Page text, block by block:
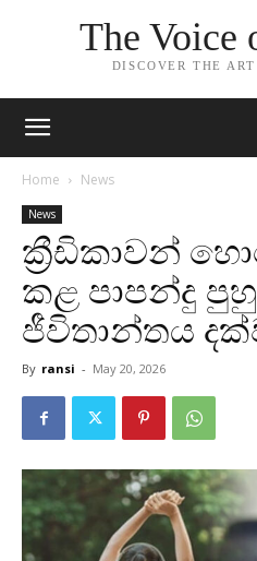
The Voice
DISCOVER THE
Home News
News
ක්‍රීඩිකාවන්
කළ පාපන්දු
ජීවිතාන්තය
By ransi - May 20, 2026